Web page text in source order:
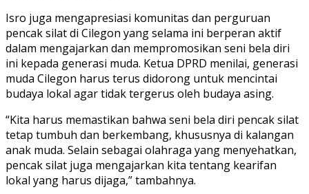
Isro juga mengapresiasi komunitas dan perguruan
pencak silat di Cilegon yang selama ini berperan aktif
dalam mengajarkan dan mempromosikan seni bela diri
ini kepada generasi muda. Ketua DPRD menilai, generasi
muda Cilegon harus terus didorong untuk mencintai
budaya lokal agar tidak tergerus oleh budaya asing.
“Kita harus memastikan bahwa seni bela diri pencak silat
tetap tumbuh dan berkembang, khususnya di kalangan
anak muda. Selain sebagai olahraga yang menyehatkan,
pencak silat juga mengajarkan kita tentang kearifan
lokal yang harus dijaga,” tambahnya.